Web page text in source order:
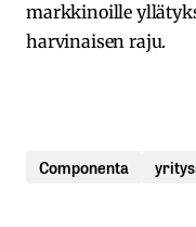
markkinoille
harvinaisen raju.
Componenta